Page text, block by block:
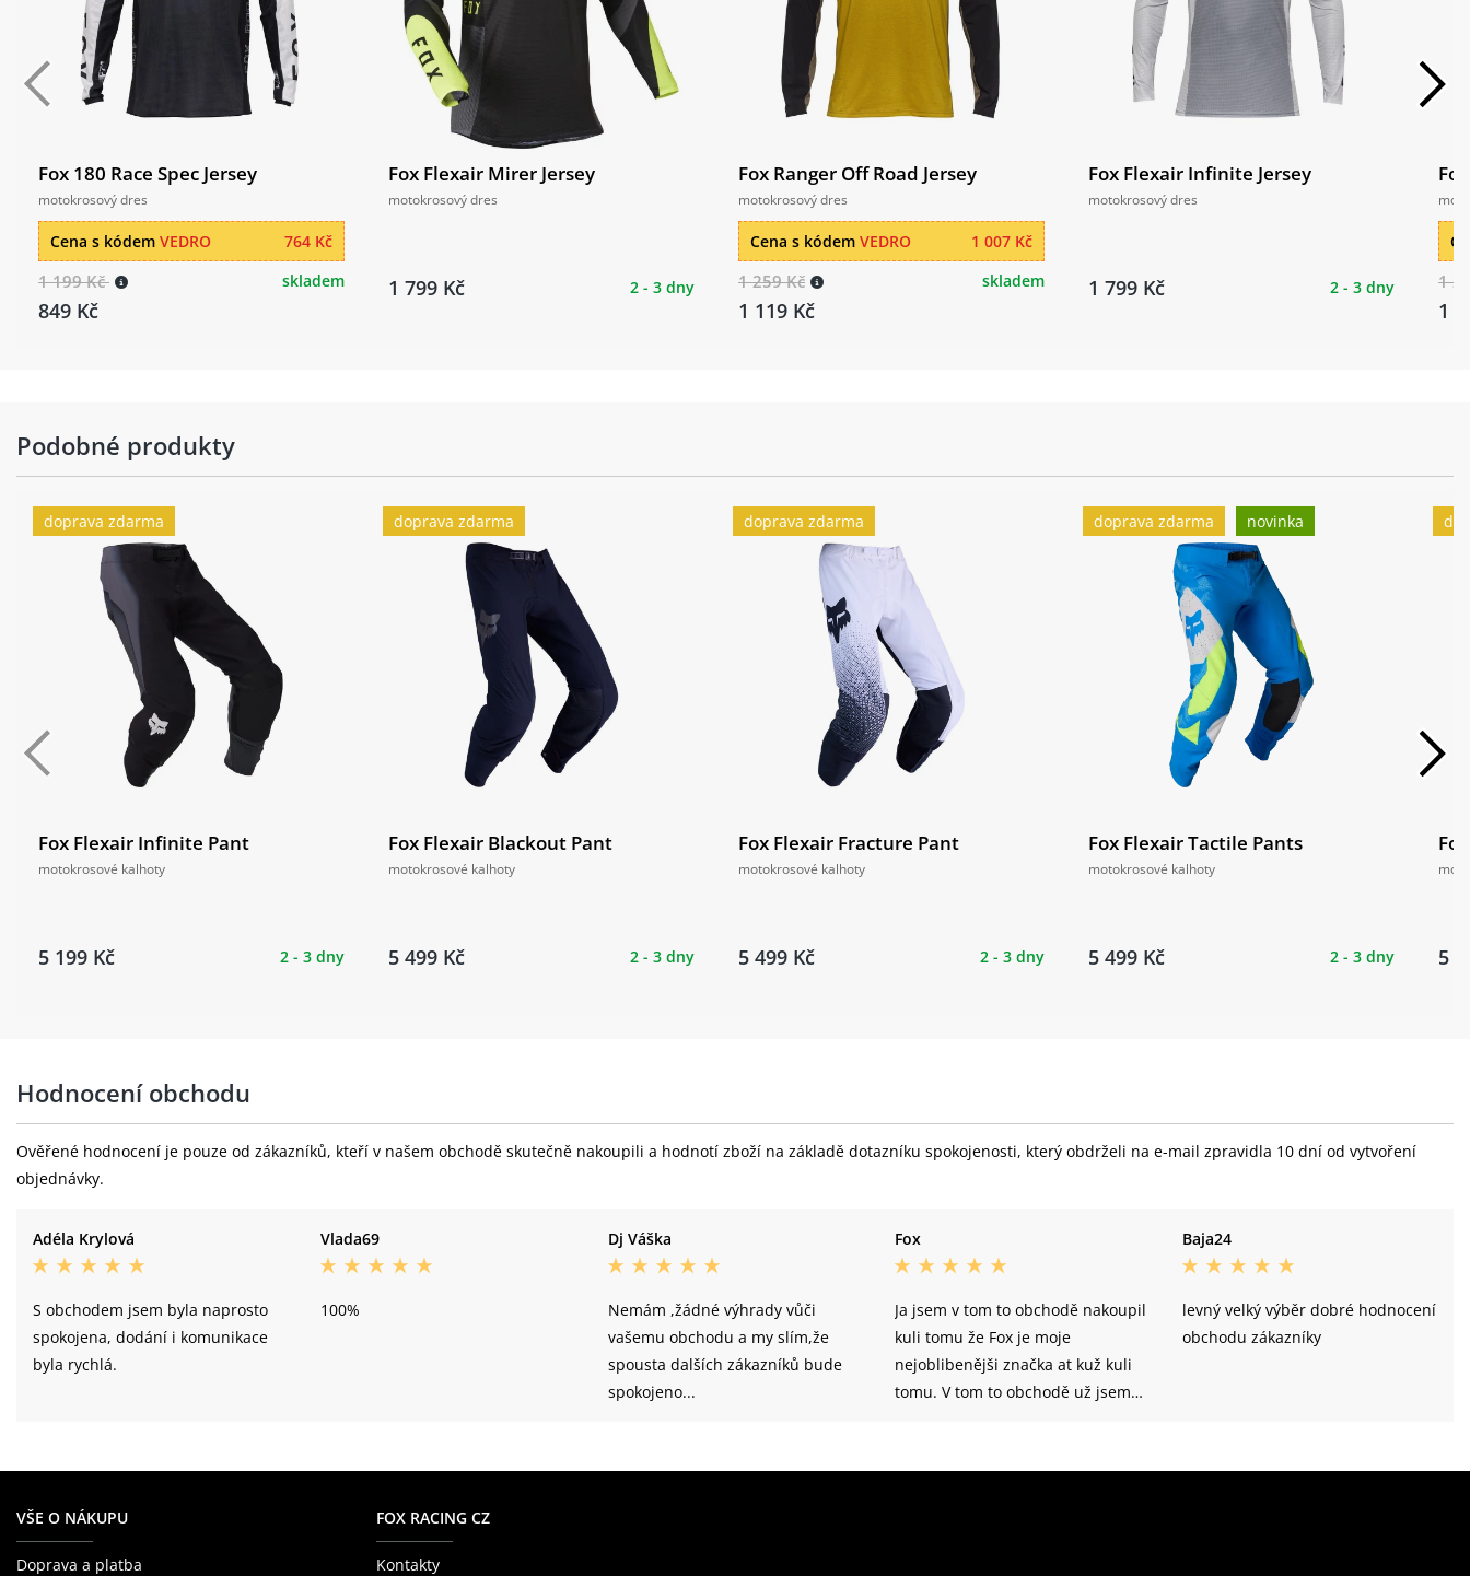
Fox 180 Race Spec Jersey
motokrosový dres
764 Kč
Cena s kódem VEDRO
1 199 Kč
849 Kč
skladem
Fox Flexair Mirer Jersey
motokrosový dres
1 799 Kč 2 - 3 dny
Fox Ranger Off Road Jersey
motokrosový dres
1 007 Kč
Cena s kódem VEDRO
1 259 Kč
1 119 Kč
skladem
Fox Flexair Infinite Jersey
motokrosový dres
1 799 Kč 2 - 3 dny 1
1
Podobné produkty
doprava zdarma
Fox Flexair Infinite Pant
motokrosové kalhoty
5 199 Kč 2 - 3 dny
doprava zdarma
Fox Flexair Blackout Pant
motokrosové kalhoty
5 499 Kč 2 - 3 dny
doprava zdarma
Fox Flexair Fracture Pant
motokrosové kalhoty
5 499 Kč 2 - 3 dny
doprava zdarma novinka
Fox Flexair Tactile Pants
motokrosové kalhoty
5 499 Kč 2 - 3 dny 5
Hodnocení obchodu
Ověřené hodnocení je pouze od zákazníků, kteří v našem obchodě skutečně nakoupili a hodnotí zboží na základě dotazníku spokojenosti, který obdrželi na e-mail zpravidla 10 dní od vytvoření
objednávky.
Adéla Krylová
S obchodem jsem byla naprosto
spokojena, dodání i komunikace
byla rychlá.
Vlada69
100%
Dj Váška
Nemám ,žádné výhrady vůči
vašemu obchodu a my slím,že
spousta dalších zákazníků bude
spokojeno...
Fox
Ja jsem v tom to obchodě nakoupil
kuli tomu že Fox je moje
nejoblibenějši značka at kuž kuli
tomu. V tom to obchodě už jsem
doporučil bych ten to obchod svim
Baja24
levný velký výběr dobré hodnocení
obchodu zákazníky
VŠE O NÁKUPU
Doprava a platba
FOX RACING CZ
Kontakty